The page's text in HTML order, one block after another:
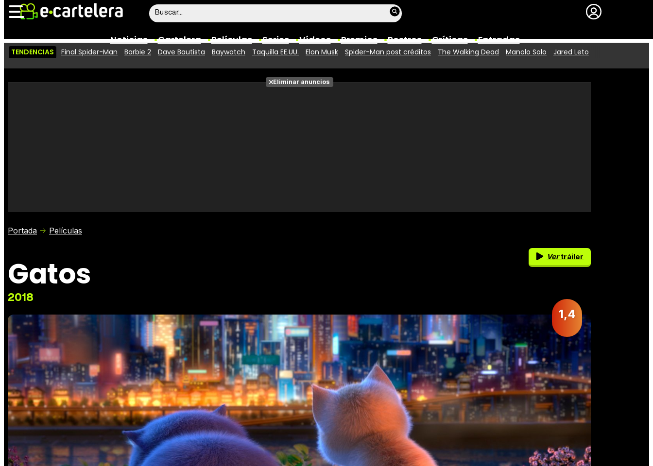
Noticias Cartelera Películas Series Vídeos Premios Rostros Críticas Entradas
Vídeos
Taquilla Fotos
Premios
TENDENCIAS Final Spider-Man Barbie 2 Dave Bautista Baywatch Taquilla EE.UU. Elon Musk Spider-Man post créditos The Walking Dead Manolo Solo Jared Leto
Eliminar anuncios
Portada Películas
Gatos
2018
Vertráiler
1,4